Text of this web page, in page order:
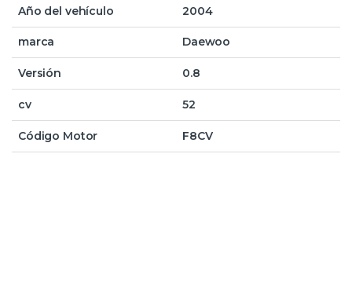
Año del vehículo 2004
marca Daewoo
Versión 0.8
cv 52
Código Motor F8CV